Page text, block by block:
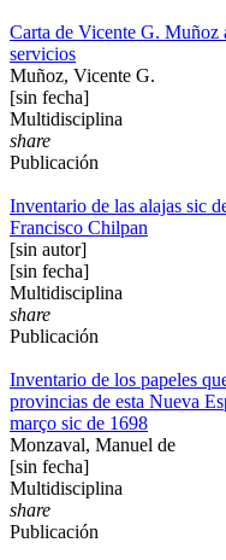
Carta de Vicente G. Muñoz
servicios
Muñoz, Vicente G.
[sin fecha]
Multidisciplina
share
Publicación
Inventario de las alajas sic
Francisco Chilpan
[sin autor]
[sin fecha]
Multidisciplina
share
Publicación
Inventario de los papeles
provincias de esta Nueva
março sic de 1698
Monzaval, Manuel de
[sin fecha]
Multidisciplina
share
Publicación